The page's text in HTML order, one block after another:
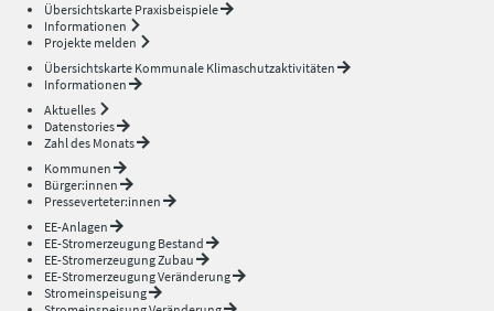
Übersichtskarte Praxisbeispiele
Informationen
Projekte melden
Übersichtskarte Kommunale Klimaschutzaktivitäten
Informationen
Aktuelles
Datenstories
Zahl des Monats
Kommunen
Bürger:innen
Presseverteter:innen
EE-Anlagen
EE-Stromerzeugung Bestand
EE-Stromerzeugung Zubau
EE-Stromerzeugung Veränderung
Stromeinspeisung